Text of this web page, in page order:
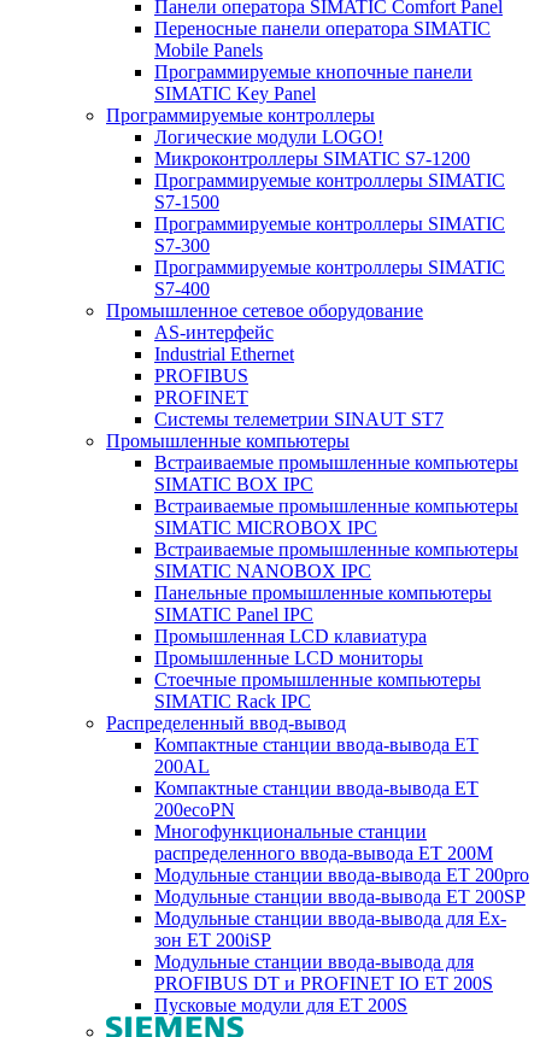
Панели оператора SIMATIC Comfort Panel
Переносные панели оператора SIMATIC
Mobile Panels
Программируемые кнопочные панели
SIMATIC Key Panel
Программируемые контроллеры
Логические модули LOGO!
Микроконтроллеры SIMATIC S7-1200
Программируемые контроллеры SIMATIC
S7-1500
Программируемые контроллеры SIMATIC
S7-300
Программируемые контроллеры SIMATIC
S7-400
Промышленное сетевое оборудование
AS-интерфейс
Industrial Ethernet
PROFIBUS
PROFINET
Системы телеметрии SINAUT ST7
Промышленные компьютеры
Встраиваемые промышленные компьютеры
SIMATIC BOX IPC
Встраиваемые промышленные компьютеры
SIMATIC MICROBOX IPC
Встраиваемые промышленные компьютеры
SIMATIC NANOBOX IPC
Панельные промышленные компьютеры
SIMATIC Panel IPC
Промышленная LCD клавиатура
Промышленные LCD мониторы
Стоечные промышленные компьютеры
SIMATIC Rack IPC
Распределенный ввод-вывод
Компактные станции ввода-вывода ET
200AL
Компактные станции ввода-вывода ET
200ecoPN
Многофункциональные станции
распределенного ввода-вывода ET 200M
Модульные станции ввода-вывода ET 200pro
Модульные станции ввода-вывода ET 200SP
Модульные станции ввода-вывода для Ex-
зон ET 200iSP
Модульные станции ввода-вывода для
PROFIBUS DT и PROFINET IO ET 200S
Пусковые модули для ET 200S